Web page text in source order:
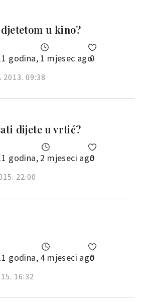
u kino?
godina, 1 mjesec ago0
2013. 09:38
dijete u vrtić?
godina, 2 mjeseci ago
0
22:00
godina, 4 mjeseci ago
0
16:32